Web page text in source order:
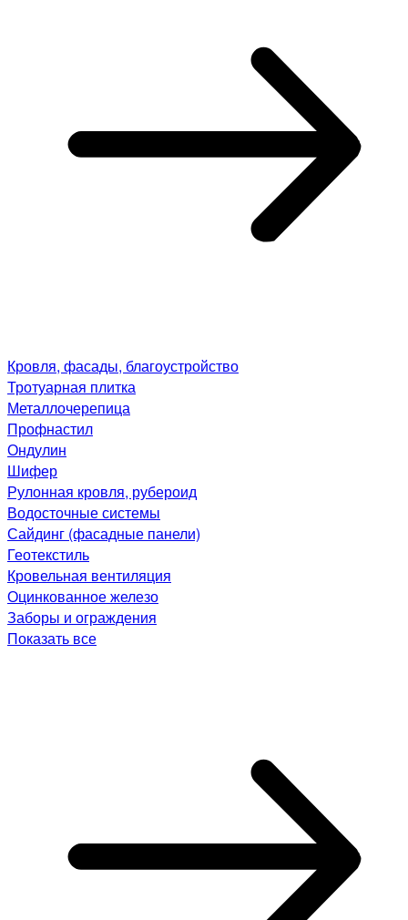
Кровля, фасады, благоустройство
Тротуарная плитка
Металлочерепица
Профнастил
Ондулин
Шифер
Рулонная кровля, рубероид
Водосточные системы
Сайдинг (фасадные панели)
Геотекстиль
Кровельная вентиляция
Оцинкованное железо
Заборы и ограждения
Показать все